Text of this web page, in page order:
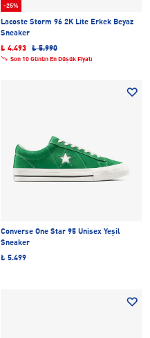
-25%
Lacoste Storm 96 2K Lite Erkek Beyaz
Sneaker
₺ 4.493
₺ 5.990
Son 10 Günün En Düşük Fiyatı
Converse One Star 95 Unisex Yeşil
Sneaker
₺ 5.499